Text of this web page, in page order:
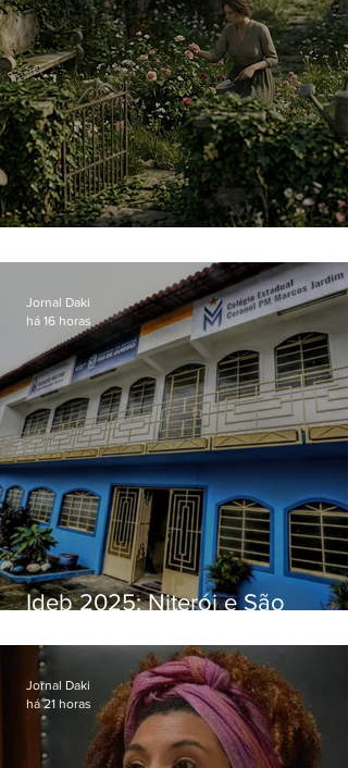
Ideb 2025: Niterói e São
distintos no ensino médio; veja
Jornal Daki
há 16 horas
Jornal Daki
há 21 horas